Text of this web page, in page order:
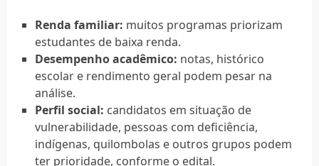
Renda familiar: muitos programas priorizam
estudantes de baixa renda.
Desempenho acadêmico: notas, histórico
escolar e rendimento geral podem pesar na
análise.
Perfil social: candidatos em situação de
vulnerabilidade, pessoas com deficiência,
indígenas, quilombolas e outros grupos podem
ter prioridade, conforme o edital.